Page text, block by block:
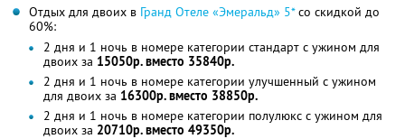
Отдых для двоих в Гранд Отеле «Эмеральд» 5*со скидкой до
60%:
2 дня и 1 ночь в номере категории стандарт с ужином для
двоих за 15050р. вместо 35840р.
2 дня и 1 ночь в номере категории улучшенный с ужином
для двоих за 16300р. вместо 38850р.
2 дня и 1 ночь в номере категории полулюкс с ужином для
двоих за 20710р. вместо 49350р.